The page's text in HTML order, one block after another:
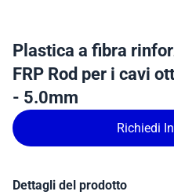
Plastica a fibra
FRP Rod per i cavi
- 5.0mm
Richiedi
Dettagli del prodotto